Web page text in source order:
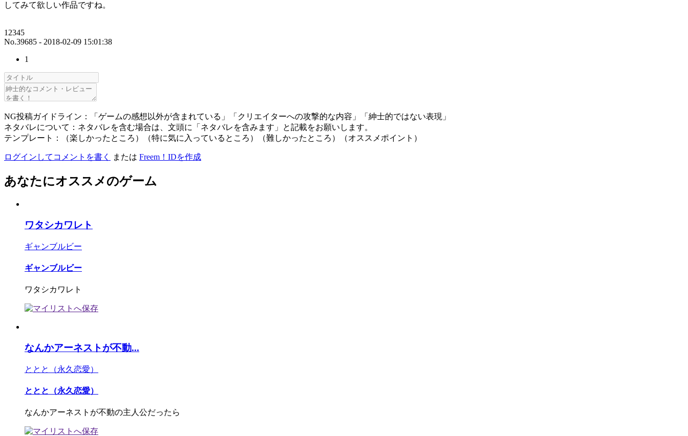
してみて欲しい作品ですね。
12345
No.39685 - 2018-02-09 15:01:38
1
NG投稿ガイドライン：「ゲームの感想以外が含まれている」「クリエイターへの攻撃的な内容」「紳士的ではない表現」
ネタバレについて：ネタバレを含む場合は、文頭に「ネタバレを含みます」と記載をお願いします。
テンプレート：（楽しかったところ）（特に気に入っているところ）（難しかったところ）（オススメポイント）
ログインしてコメントを書く または Freem！IDを作成
あなたにオススメのゲーム
ワタシカワレト
ギャンブルビー
ギャンブルビー
ワタシカワレト
なんかアーネストが不動...
ととと（永久恋愛）
ととと（永久恋愛）
なんかアーネストが不動の主人公だったら